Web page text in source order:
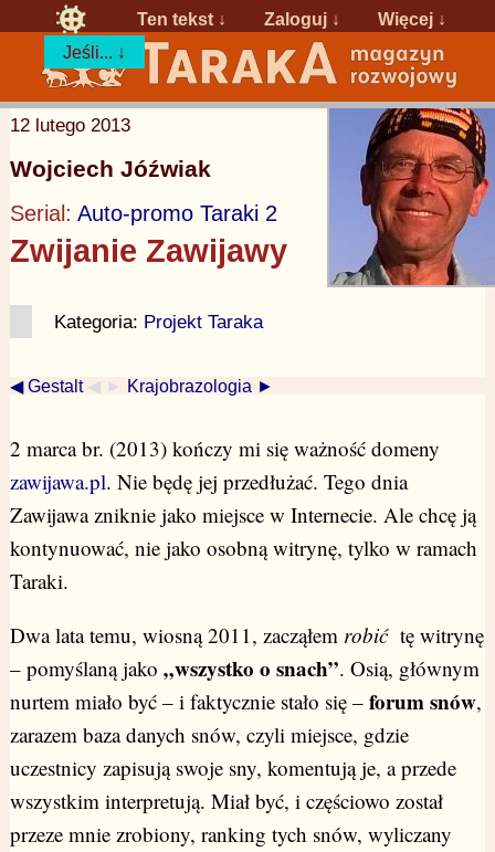
Ten tekst ↓ Zaloguj ↓
Więcej ↓
Jeśli... ↓
12 lutego 2013
Wojciech Jóźwiak
Serial: Auto-promo Taraki 2
Zwijanie Zawijawy
Kategoria: Projekt Taraka
◀ Gestalt ◀ ► Krajobrazologia ►
2 marca br. (2013) kończy mi się ważność domeny
zawijawa.pl. Nie będę jej przedłużać. Tego dnia
Zawijawa zniknie jako miejsce w Internecie. Ale chcę ją
kontynuować, nie jako osobną witrynę, tylko w ramach
Taraki.
Dwa lata temu, wiosną 2011, zacząłem robićtę witrynę
– pomyślaną jako „wszystko o snach”. Osią, głównym
nurtem miało być – i faktycznie stało się – forum snów,
zarazem baza danych snów, czyli miejsce, gdzie
uczestnicy zapisują swoje sny, komentują je, a przede
wszystkim interpretują. Miał być, i częściowo został
przeze mnie zrobiony, ranking tych snów, wyliczany